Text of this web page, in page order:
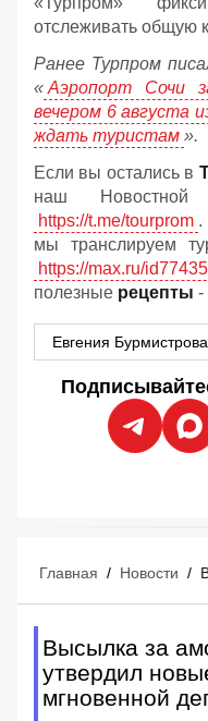
отслеживать общую
Ранее Турпром
« Аэропорт Сочи
вечером 6 августа
ждать туристам ».
Если вы остались в
наш
https://t.me/tourprom .
мы транслируем
https://max.ru/
полезные рецепты -
Евгения Бурмистрова
Главная / Новости /
Высылка за
утвердил
мгновенной